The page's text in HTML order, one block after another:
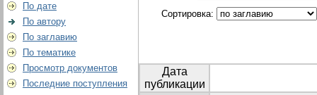
По дате
По автору
По заглавию
По тематике
Просмотр документов
Последние поступления
Сортировка:
Дата
публикации